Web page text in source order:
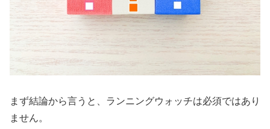
まず結論から言うと、ランニングウォッチは必須ではあり
ません。